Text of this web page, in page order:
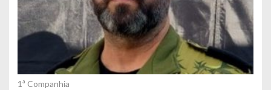
1ª Companhia